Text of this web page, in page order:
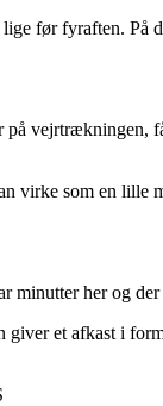
før fyraften. På
virke som en
her og
et afkast i